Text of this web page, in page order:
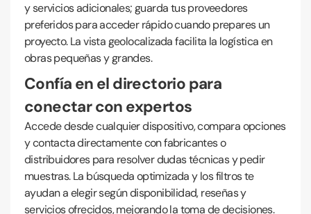
y servicios adicionales; guarda tus proveedores
preferidos para acceder rápido cuando prepares un
proyecto. La vista geolocalizada facilita la logística en
obras pequeñas y grandes.
Confía en el directorio para
conectar con expertos
Accede desde cualquier dispositivo, compara opciones
y contacta directamente con fabricantes o
distribuidores para resolver dudas técnicas y pedir
muestras. La búsqueda optimizada y los filtros te
ayudan a elegir según disponibilidad, reseñas y
servicios ofrecidos, mejorando la toma de decisiones.